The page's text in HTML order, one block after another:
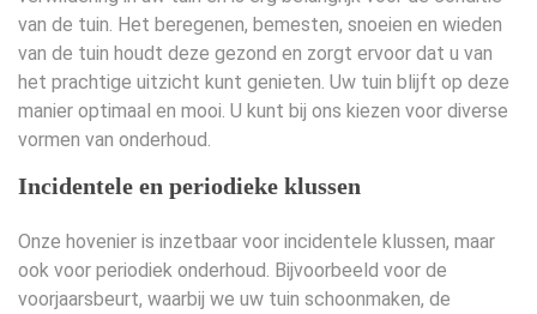
van de tuin. Het beregenen, bemesten, snoeien en wieden
van de tuin houdt deze gezond en zorgt ervoor dat u van
het prachtige uitzicht kunt genieten. Uw tuin blijft op deze
manier optimaal en mooi. U kunt bij ons kiezen voor diverse
vormen van onderhoud.
Incidentele en periodieke klussen
Onze hovenier is inzetbaar voor incidentele klussen, maar
ook voor periodiek onderhoud. Bijvoorbeeld voor de
voorjaarsbeurt, waarbij we uw tuin schoonmaken, de